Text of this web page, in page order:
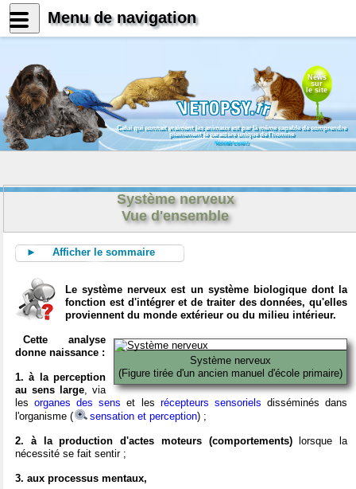
News
sur
le site
Celui qui connait vraiment les animaux est par là même capable de comprendre
pleinement le caractère unique de l'homme
Konrad Lorenz
Système nerveux
Vue d'ensemble
► Afficher le sommaire
Le système nerveux est un système biologique dont la
fonction est d'intégrer et de traiter des données, qu'elles
proviennent du monde extérieur ou du milieu intérieur.
Système nerveux
(Figure tirée d'un ancien manuel d'école primaire)
Cette analyse
donne naissance :
1. à la perception
au sens large, via
lesorganes des sens et les récepteurs sensoriels disséminés dans
l'organisme (
sensation et perception) ;
2. à la production d'actes moteurs (comportements)lorsque la
nécessité se fait sentir ;
3. aux processus mentaux,
Menu de navigation